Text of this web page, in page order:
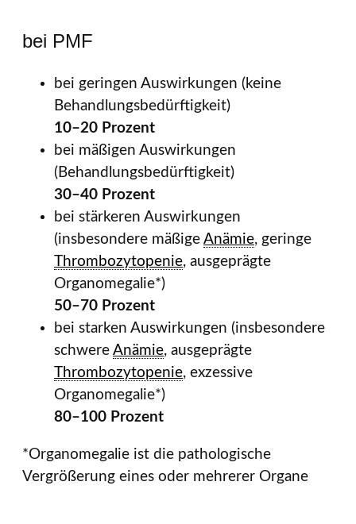
bei PMF
bei geringen Auswirkungen (keine
Behandlungsbedürftigkeit)
10–20 Prozent
bei mäßigen Auswirkungen
(Behandlungsbedürftigkeit)
30–40 Prozent
bei stärkeren Auswirkungen
(insbesondere mäßige Anämie, geringe
Thrombozytopenie, ausgeprägte
Organomegalie*)
50–70 Prozent
bei starken Auswirkungen (insbesondere
schwere Anämie, ausgeprägte
Thrombozytopenie, exzessive
Organomegalie*)
80–100 Prozent
*Organomegalie ist die pathologische
Vergrößerung eines oder mehrerer Organe